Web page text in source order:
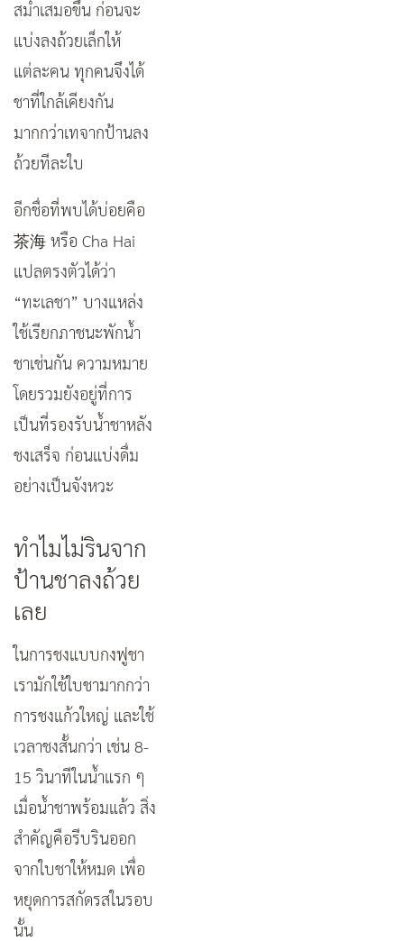
สม่ำเสมอขึ้น ก่อนจะ
แบ่งลงถ้วยเล็กให้
แต่ละคน ทุกคนจึงได้
ชาที่ใกล้เคียงกัน
มากกว่าเทจากป้านลง
ถ้วยทีละใบ
อีกชื่อที่พบได้บ่อยคือ
茶海 หรือ Cha Hai
แปลตรงตัวได้ว่า
“ทะเลชา” บางแหล่ง
ใช้เรียกภาชนะพักน้ำ
ชาเช่นกัน ความหมาย
โดยรวมยังอยู่ที่การ
เป็นที่รองรับน้ำชาหลัง
ชงเสร็จ ก่อนแบ่งดื่ม
อย่างเป็นจังหวะ
ทำไมไม่รินจาก
ป้านชาลงถ้วย
เลย
ในการชงแบบกงฟูชา
เรามักใช้ใบชามากกว่า
การชงแก้วใหญ่ และใช้
เวลาชงสั้นกว่า เช่น 8-
15 วินาทีในน้ำแรก ๆ
เมื่อน้ำชาพร้อมแล้ว สิ่ง
สำคัญคือรีบรินออก
จากใบชาให้หมด เพื่อ
หยุดการสกัดรสในรอบ
นั้น